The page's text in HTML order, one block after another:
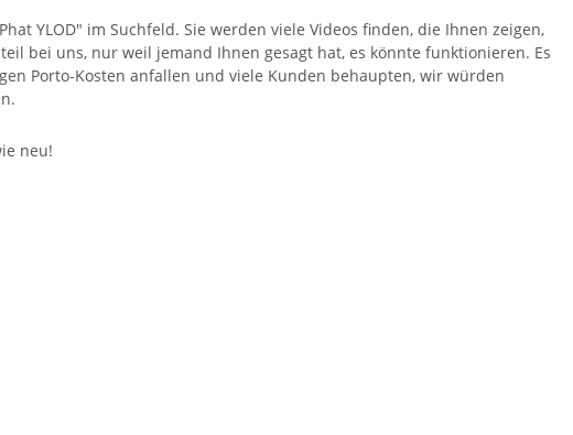
YLOD" im Suchfeld. Sie werden viele Videos finden, die Ihnen zeigen,
bei uns, nur weil jemand Ihnen gesagt hat, es könnte funktionieren. Es
Porto-Kosten anfallen und viele Kunden behaupten, wir würden
neu!